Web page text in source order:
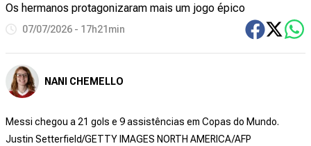
Os hermanos protagonizaram mais um jogo épico
07/07/2026 - 17h21min
NANI CHEMELLO
Messi chegou a 21 gols e 9 assistências em Copas do Mundo.
Justin Setterfield/GETTY IMAGES NORTH AMERICA/AFP